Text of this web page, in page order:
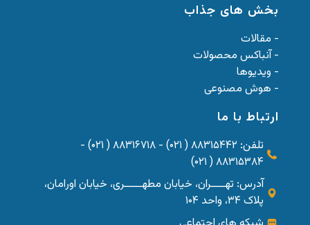
بخش های جذاب
- مقالات
- آنباکس محصولات
- ویدیوها
- هوش مصنوعی
ارتباط با ما
تلفن: ۸۸۳۱۵۴۴۲ ( ۰۲۱) - ۸۸۳۱۶۷۱۸ ( ۰۲۱) -
۸۸۳۱۵۳۸۴ ( ۰۲۱)
آدرس: تهــــران، خیابان مطهـــــری، خیابان اورامان،
پلاک ۳۴، واحد ۱۰۴